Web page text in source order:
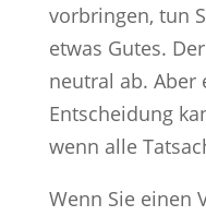
vorbringen, tun
etwas Gutes.
neutral ab. Aber
Entscheidung
wenn alle
Wenn Sie einen